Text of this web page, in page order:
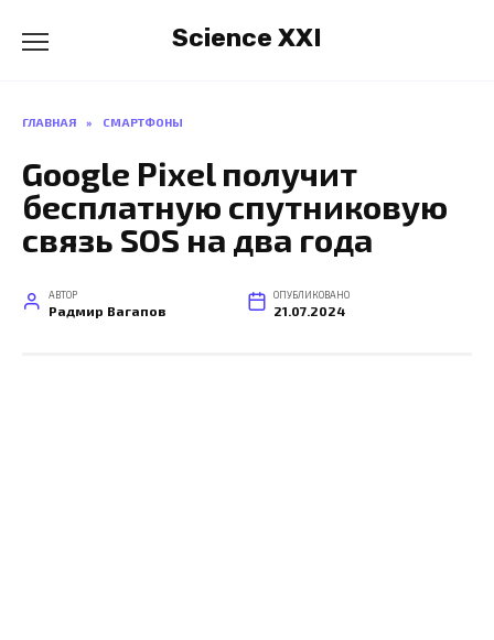
содержанию
Science XXI
ГЛАВНАЯ » СМАРТФОНЫ
Google Pixel получит
бесплатную спутниковую
связь SOS на два года
АВТОР
Радмир Вагапов
ОПУБЛИКОВАНО
21.07.2024